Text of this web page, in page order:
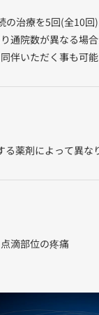
の治療を5回(全10回)
通院数が異なる場合
伴いただく事も可能
る薬剤によって異な
滴部位の疼痛